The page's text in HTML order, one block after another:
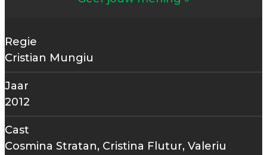
Regie
Cristian Mungiu
Jaar
2012
Cast
Cosmina Stratan, Cristina Flutur, Valeriu